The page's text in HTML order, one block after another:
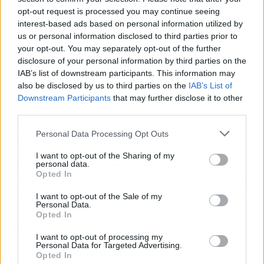
opt-out request is processed you may continue seeing
interest-based ads based on personal information utilized by
us or personal information disclosed to third parties prior to
your opt-out. You may separately opt-out of the further
disclosure of your personal information by third parties on the
IAB’s list of downstream participants. This information may
also be disclosed by us to third parties on the IAB’s List of
Downstream Participants that may further disclose it to other
Personal Data Processing Opt Outs
I want to opt-out of the Sharing of my
personal data.
Opted In
I want to opt-out of the Sale of my
Personal Data.
Opted In
I want to opt-out of processing my
Personal Data for Targeted Advertising.
Opted In
demuestran una desidia creativa que roza el
desprecio. Euphoria se despide como un
proyecto que empezó queriendo retratar una
generación y ha terminado celebrando su
propia estética vacía.
Lo más triste es que los actores lo dan todo con
un material que no les ayuda. Zendaya carga
solo para impactar, y Sydney Sweeney se
entrega a un drama que la serie trata con
condescendencia. Levinson firma un epitafio
cruel, donde la única pulsión que queda es la de
hacer daño a quienes hicieron grande la serie.
¿Quiénes son los protagonistas?